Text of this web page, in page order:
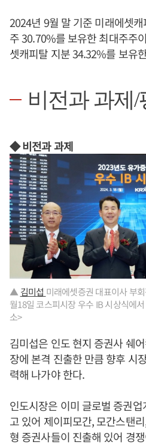
2024년 9월 말 기준 미래에셋
주 30.70%를 보유한 최대주주
셋캐피탈 지분 34.32%를 보유
비전과 과제/
◆ 비전과 과제
▲ 김미섭 미래에셋증권 대표이사 부
월18일 코스피시장 우수 IB 시상식에
소>
김미섭은 인도 현지 증권사 쉐
장에 본격 진출한 만큼 향후 시
력해 나가야 한다.
인도시장은 이미 글로벌 증권
고 있어 제이피모간, 모간스탠
형 증권사들이 진출해 있어 경